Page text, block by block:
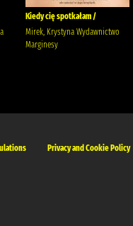
Kiedy cię spotkałam /
Mirek, Krystyna Wydawnictwo
Marginesy
Privacy and Cookie Policy